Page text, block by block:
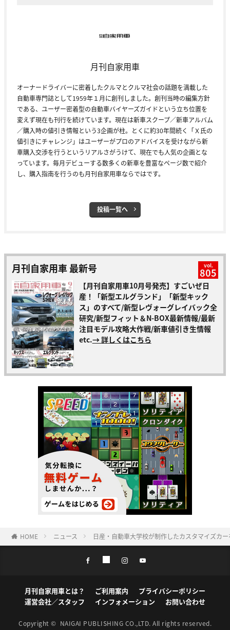
月刊自家用車
オーナードライバーに密着したクルマとクルマ社会の話題を満載した
自動車専門誌として1959年１月に創刊しました。創刊当時の編集方針
である、ユーザー密着型の自動車バイヤーズガイドという立ち位置を
変えず現在も刊行を続けています。現在は新車スクープ／新車アルバム
／購入時の値引き情報という3企画が柱。とくに約30年間続く「Ｘ氏の
値引きにチャレンジ」はユーザーがプロのアドバイスを受けながら新
車購入交渉を行うというリアルさがうけて、現在でも人気の企画とな
っています。毎月デビューする数多くの新車を豊富なページ数で紹介
し、購入指南を行うのも月刊自家用車ならではです。
投稿一覧へ
月刊自家用車 最新号 vol.
805
【月刊自家用車10月号発売】すごいぜ日
産！「新型エルグランド」「新型キック
ス」のすべて/新型レヴォーグレイバック全
研究/新型フィット＆N-BOX最新情報/最新
注目モデル攻略大作戦/新車値引き生情報
etc.→ 詳しくはこちら
HOME ニュース 日産・自動車大学校が制作したカスタマイズカ
月刊自家用車とは？ ご利用案内
プライバシーポリシー
運営会社／スタッフ
インフォメーション お問い合わせ
Copyright © NAIGAI PUBLISHING CO.,LTD. All rights reserved.